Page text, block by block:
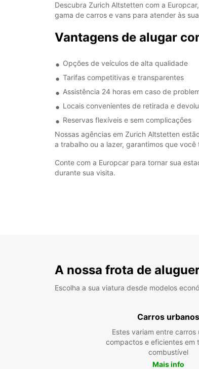
Descubra Zurich Altstetten com a
gama de carros e vans para atender às
Vantagens de alugar
Opções de veículos de alta qualidade
Tarifas competitivas e transparentes
Assistência 24 horas em caso de
Locais convenientes de retirada e
Reservas flexíveis e sem complicações
Nossas agências em Zurich Altstetten
a trabalho ou a lazer, garantimos que
Conte com a Europcar para tornar sua
durante sua visita.
A nossa frota de
Escolha a sua viatura desde modelos
Carros urbanos
Estes variam entre carros
compactos e eficientes em
combustível
Mais info